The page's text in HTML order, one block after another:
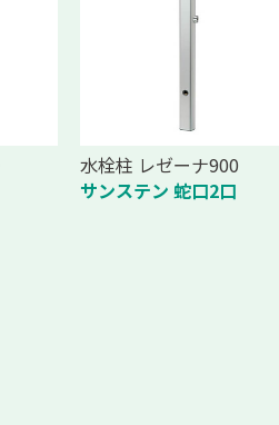
水栓柱 レゼーナ900
サンステン 蛇口2口